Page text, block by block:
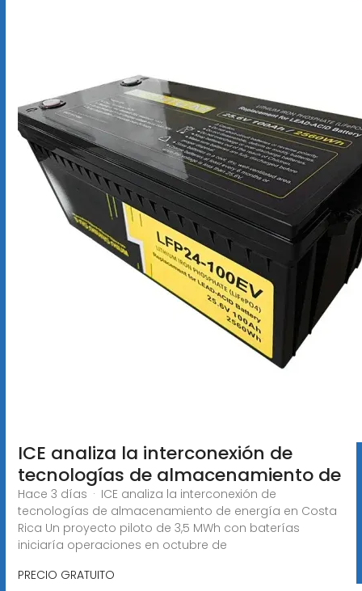
ICE analiza la interconexión de
tecnologías de almacenamiento de
Hace 3 días · ICE analiza la interconexión de
tecnologías de almacenamiento de energía en Costa
Rica Un proyecto piloto de 3,5 MWh con baterías
iniciaría operaciones en octubre de
PRECIO GRATUITO